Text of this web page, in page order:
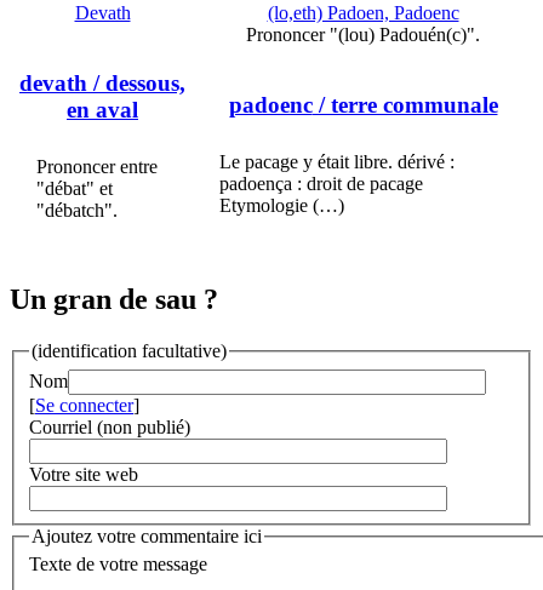
Devath
devath / dessous,
en aval
Prononcer entre
"débat" et
"débatch".
(lo,eth) Padoen, Padoenc
Prononcer "(lou) Padouén(c)".
padoenc/ terre communale
Le pacage y était libre. dérivé :
padoença : droit de pacage
Etymologie (…)
Un gran de sau ?
(identification facultative)
Nom
[Se connecter]
Courriel (non publié)
Votre site web
Ajoutez votre commentaire ici
Texte de votre message